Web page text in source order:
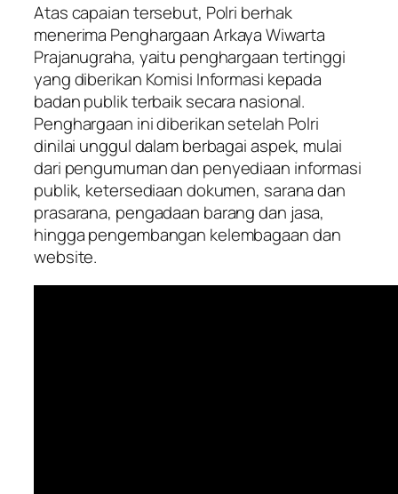
Atas capaian tersebut, Polri berhak
menerima Penghargaan Arkaya Wiwarta
Prajanugraha, yaitu penghargaan tertinggi
yang diberikan Komisi Informasi kepada
badan publik terbaik secara nasional.
Penghargaan ini diberikan setelah Polri
dinilai unggul dalam berbagai aspek, mulai
dari pengumuman dan penyediaan informasi
publik, ketersediaan dokumen, sarana dan
prasarana, pengadaan barang dan jasa,
hingga pengembangan kelembagaan dan
website.